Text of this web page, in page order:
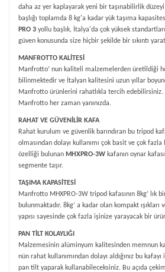
daha az yer kaplayarak yeni bir taşınabilirlik
başlığı toplamda 8 kg'a kadar yük taşıma
PRO 3 yollu başlık, İtalya'da çok yüksek
güven konusunda size hiçbir şekilde bir sıkıntı
MANFROTTO KALİTESİ
Manfrotto’ nun kaliteli malzemelerden üretildiği
bilinmektedir ve İtalyan kalitesini uzun yıllar
Manfrotto ürünlerini rahatlıkla tercih
Manfrotto her zaman yanınızda.
RAHAT VE GÜVENİLİR KAFA
Rahat kurulum ve güvenlik barındıran bu tripod
olmasından dolayı kullanımı çok basit ve çok
özelliği bulunan MHXPRO-3W kafanın oynar
segmente taşır.
TAŞIMA KAPASİTESİ
Manfrotto MHXPRO-3W tripod kafasının 8kg’ lık
bulunmaktadır. 8kg’ a kadar olan kompakt ışıkları
yapısı sayesinde çok fazla işinize yarayacak bir
PAN TİLT KOLAYLIĞI
Malzemesinin alüminyum kalitesinden memnun
nün rahat kullanımından dolayı aldığınız bu
pan tilt yaparak kullanabileceksiniz. Bu açıda